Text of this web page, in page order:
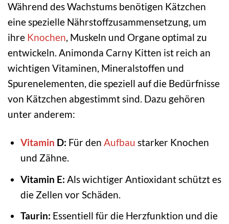
Während des Wachstums benötigen Kätzchen
eine spezielle Nährstoffzusammensetzung, um
ihre Knochen, Muskeln und Organe optimal zu
entwickeln. Animonda Carny Kitten ist reich an
wichtigen Vitaminen, Mineralstoffen und
Spurenelementen, die speziell auf die Bedürfnisse
von Kätzchen abgestimmt sind. Dazu gehören
unter anderem:
Vitamin D: Für den Aufbau starker Knochen
und Zähne.
Vitamin E: Als wichtiger Antioxidant schützt es
die Zellen vor Schäden.
Taurin: Essentiell für die Herzfunktion und die